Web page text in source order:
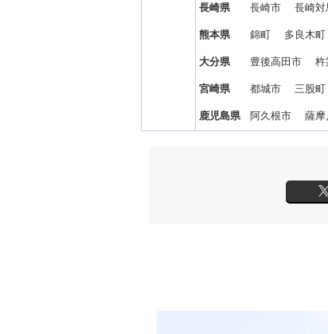
長崎県 長崎市 長崎
熊本県 錦町 多良木
大分県 豊後高田市
宮崎県 都城市 三股
鹿児島県 阿久根市 薩摩